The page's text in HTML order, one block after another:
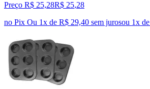
Preço R$ 25,28R$ 25,28
no Pix Ou 1x de R$ 29,40 sem jurosou 1x de